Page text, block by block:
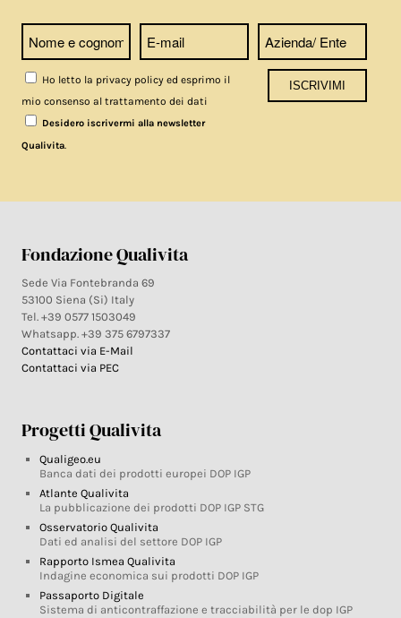
Ho letto la privacy policy ed esprimo il
mio consenso al trattamento dei dati
Desidero iscrivermi alla newsletter
Qualivita.
Fondazione Qualivita
Sede Via Fontebranda 69
53100 Siena (Si) Italy
Tel. +39 0577 1503049
Whatsapp. +39 375 6797337
Contattaci via E-Mail
Contattaci via PEC
Progetti Qualivita
Qualigeo.eu
Banca dati dei prodotti europei DOP IGP
Atlante Qualivita
La pubblicazione dei prodotti DOP IGP STG
Osservatorio Qualivita
Dati ed analisi del settore DOP IGP
Rapporto Ismea Qualivita
Indagine economica sui prodotti DOP IGP
Passaporto Digitale
Sistema di anticontraffazione e tracciabilità per le dop IGP